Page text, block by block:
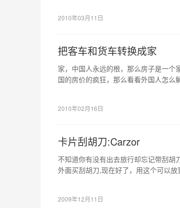
2010年03月11日
把客车和货车转换成家
家，中国人永远的根，那么房子是一
国的房价的疯狂，那么看看外国人怎么
2010年02月16日
卡片刮胡刀:Carzor
不知道你有没有出去旅行却忘记带刮
外面买刮胡刀,现在好了，用这个可以
2009年12月11日